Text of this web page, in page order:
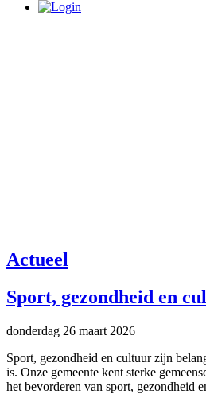
Actueel
Sport, gezondheid en
donderdag 26 maart 2026
Sport, gezondheid en cultuur zijn
is. Onze gemeente kent sterke
het bevorderen van sport, gezondheid